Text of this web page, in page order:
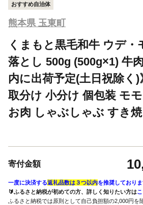
おすすめ自治体
熊本県 玉東町
くまもと黒毛和牛 ウデ・
落とし 500g (500g×1) 牛
内に出荷予定(土日祝除く)
取分け 小分け 個包装 モ
お肉 しゃぶしゃぶ すき
寄付金額
一度に決済する返礼品数は３つ以内を推奨しておりま
🔰ふるさと納税が初めての方、詳しく知りたい方は
ふるさと納税では原則として自己負担額の2,000円を